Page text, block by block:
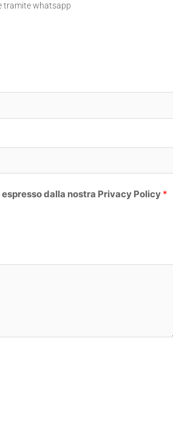
tramite whatsapp
dalla nostra Privacy Policy *